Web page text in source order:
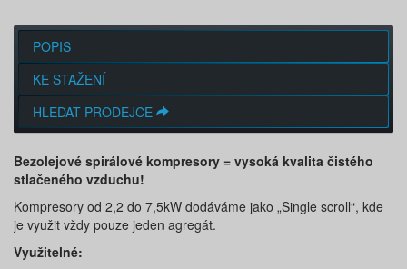
POPIS
KE STAŽENÍ
HLEDAT PRODEJCE
Bezolejové spirálové kompresory = vysoká kvalita čistého
stlačeného vzduchu!
Kompresory od 2,2 do 7,5kW dodáváme jako „Single scroll“, kde
je využit vždy pouze jeden agregát.
Využitelné: